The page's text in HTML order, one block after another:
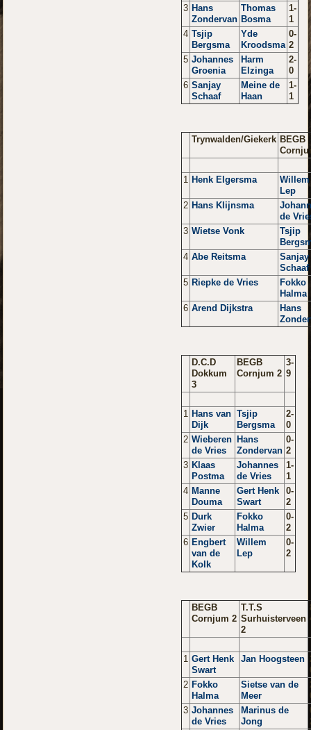
3 Hans
Zondervan
Thomas
Bosma
1-
1
4 Tsjip
Bergsma
Yde
Kroodsma
0-
2
5 Johannes
Groenia
Harm
Elzinga
2-
0
6 Sanjay
Schaaf
Meine de
Haan
1-
1
Trynwalden/Giekerk BEGB
1 Henk Elgersma
Willem
Lep
2 Hans Klijnsma
de
3 Wietse Vonk
Tsjip
4 Abe Reitsma
Sanjay
Schaaf
5 Riepke de Vries
Fokko
Halma
6 Arend Dijkstra
Hans
D.C.D
Dokkum
3
BEGB
Cornjum 2
3-
9
1 Hans van
Dijk
Tsjip
Bergsma
2-
0
2 Wieberen
de Vries
Hans
Zondervan
0-
2
3 Klaas
Postma
Johannes
de Vries
1-
1
4 Manne
Douma
Gert Henk
Swart
0-
2
5 Durk
Zwier
Fokko
Halma
0-
2
6 Engbert
van de
Kolk
Willem
Lep
0-
2
BEGB
Cornjum 2
T.T.S
Surhuisterveen
2
1 Gert Henk
Swart
Jan Hoogsteen
2 Fokko
Halma
Sietse van de
Meer
3 Johannes
de Vries
Marinus de
Jong